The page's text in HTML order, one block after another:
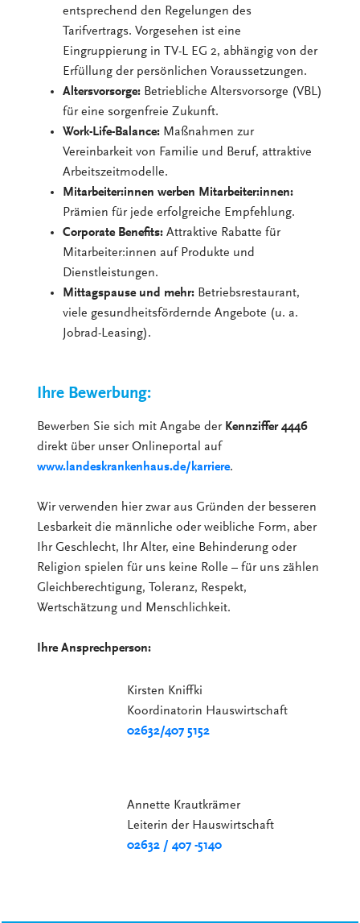
entsprechend den Regelungen des
Tarifvertrags. Vorgesehen ist eine
Eingruppierung in TV-L EG 2, abhängig von der
Erfüllung der persönlichen Voraussetzungen.
Altersvorsorge: Betriebliche Altersvorsorge (VBL)
für eine sorgenfreie Zukunft.
Work-Life-Balance: Maßnahmen zur
Vereinbarkeit von Familie und Beruf, attraktive
Arbeitszeitmodelle.
Mitarbeiter:innen werben Mitarbeiter:innen:
Prämien für jede erfolgreiche Empfehlung.
Corporate Benefits:Attraktive Rabatte für
Mitarbeiter:innen auf Produkte und
Dienstleistungen.
Mittagspause und mehr: Betriebsrestaurant,
viele gesundheitsfördernde Angebote (u. a.
Jobrad-Leasing).
Ihre Bewerbung:
Bewerben Sie sich mit Angabe derKennziffer 4446
direkt über unser Onlineportal auf
www.landeskrankenhaus.de/karriere.
Wir verwenden hier zwar aus Gründen der besseren
Lesbarkeit die männliche oder weibliche Form, aber
Ihr Geschlecht, Ihr Alter, eine Behinderung oder
Religion spielen für uns keine Rolle – für uns zählen
Gleichberechtigung, Toleranz, Respekt,
Wertschätzung und Menschlichkeit.
Ihre Ansprechperson:
Kirsten Kniffki
Koordinatorin Hauswirtschaft
02632/407 5152
Annette Krautkrämer
Leiterin der Hauswirtschaft
02632 / 407 -5140